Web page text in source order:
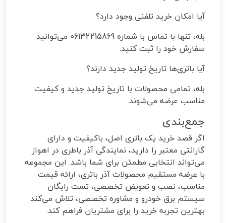
آیا امکان خرید تلفنی وجود دارد؟
بله، تنها با تماس با شماره 06132215869 می‌توانید
سفارش خود را ثبت کنید.
آیا باتری‌ها تاریخ تولید جدید دارند؟
بله، تمامی محصولات با تاریخ تولید جدید و کیفیت
مناسب عرضه می‌شوند.
جمع‌بندی
اگر قصد خرید یک باتری اصل، باکیفیت و دارای
گارانتی معتبر را دارید، نمایندگی آذر باطری در اهواز
می‌تواند انتخابی مطمئن برای شما باشد. این مجموعه
با عرضه مستقیم محصولات آذر باتری، ارائه قیمت
مناسب، نصب و تعویض تخصصی، تست رایگان
سیستم برق خودرو و مشاوره تخصصی، تلاش می‌کند
بهترین تجربه خرید را برای مشتریان فراهم کند.